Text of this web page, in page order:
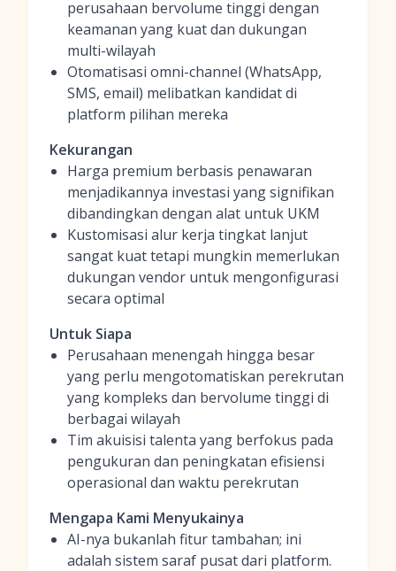
perusahaan bervolume tinggi dengan
keamanan yang kuat dan dukungan
multi-wilayah
Otomatisasi omni-channel (WhatsApp,
SMS, email) melibatkan kandidat di
platform pilihan mereka
Kekurangan
Harga premium berbasis penawaran
menjadikannya investasi yang signifikan
dibandingkan dengan alat untuk UKM
Kustomisasi alur kerja tingkat lanjut
sangat kuat tetapi mungkin memerlukan
dukungan vendor untuk mengonfigurasi
secara optimal
Untuk Siapa
Perusahaan menengah hingga besar
yang perlu mengotomatiskan perekrutan
yang kompleks dan bervolume tinggi di
berbagai wilayah
Tim akuisisi talenta yang berfokus pada
pengukuran dan peningkatan efisiensi
operasional dan waktu perekrutan
Mengapa Kami Menyukainya
AI-nya bukanlah fitur tambahan; ini
adalah sistem saraf pusat dari platform.